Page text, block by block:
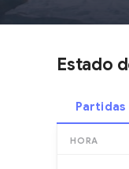
Estado
Partidas
HORA